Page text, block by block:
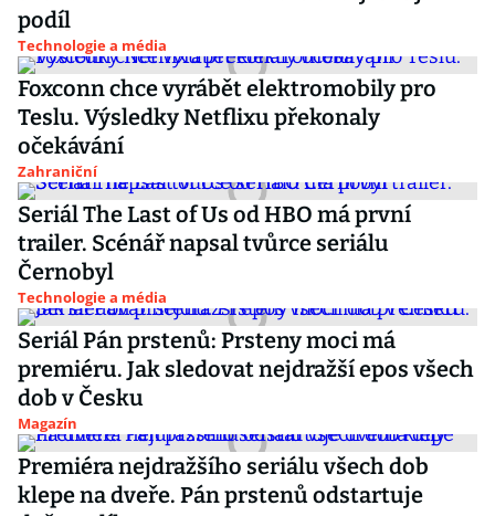
podíl
Technologie a média
Foxconn chce vyrábět elektromobily pro
Teslu. Výsledky Netflixu překonaly
očekávání
Zahraniční
Seriál The Last of Us od HBO má první
trailer. Scénář napsal tvůrce seriálu
Černobyl
Technologie a média
Seriál Pán prstenů: Prsteny moci má
premiéru. Jak sledovat nejdražší epos všech
dob v Česku
Magazín
Premiéra nejdražšího seriálu všech dob
klepe na dveře. Pán prstenů odstartuje